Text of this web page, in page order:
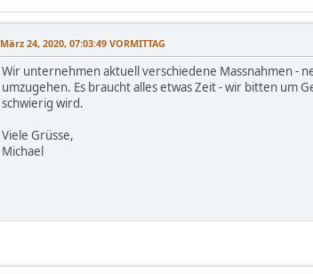
März 24, 2020, 07:03:49 VORMITTAG
Wir unternehmen aktuell verschiedene Massnahmen -
umzugehen. Es braucht alles etwas Zeit - wir bitten um
schwierig wird.
Viele Grüsse,
Michael